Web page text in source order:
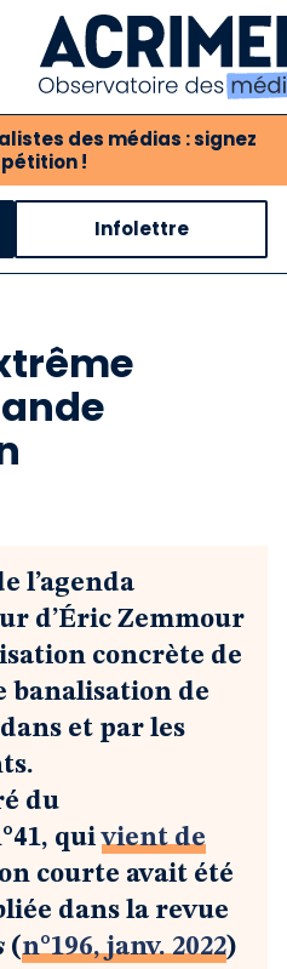
des médias : signez
!Notre association
Notre critique des
Notre revue
Infolettre
l’agenda
d’Éric Zemmour
concrète de
banalisation de
et par les
du
quivient de
courte avait été
dans la revue
(n°196, janv. 2022)